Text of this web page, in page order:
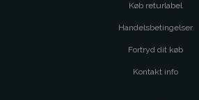
Køb returlabel
Handelsbetingelser
Fortryd dit køb
Kontakt info